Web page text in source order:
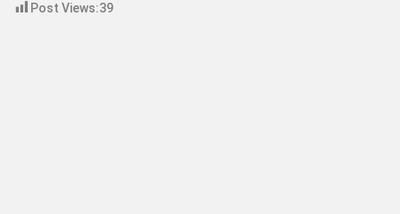
Post Views:39